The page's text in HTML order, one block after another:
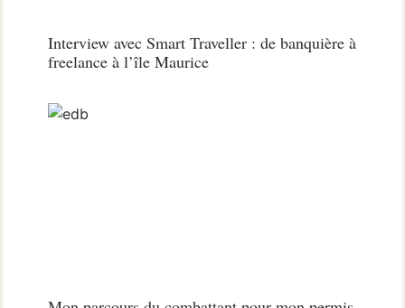
Interview avec Smart Traveller : de banquière à
freelance à l’île Maurice